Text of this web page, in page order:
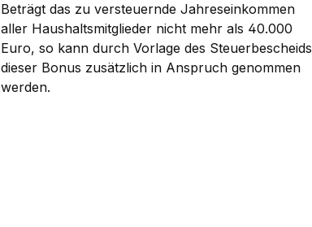
Beträgt das zu versteuernde Jahreseinkommen
aller Haushaltsmitglieder nicht mehr als 40.000
Euro, so kann durch Vorlage des Steuerbescheids
dieser Bonus zusätzlich in Anspruch genommen
werden.